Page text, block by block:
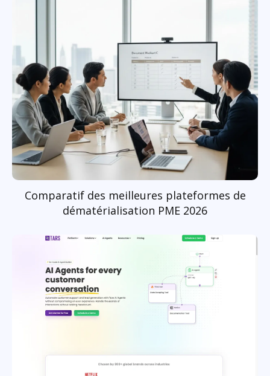
Comparatif des meilleures plateformes de
dématérialisation PME 2026